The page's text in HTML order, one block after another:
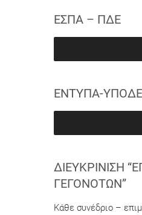
r
r
ΕΣΠΑ – ΠΔΕ
ΕΝΤΥΠΑ-
ΔΙΕΥΚΡΊΝΙΣΗ
ΓΕΓΟΝΌΤΩΝ”
Κάθε συνέδριο –